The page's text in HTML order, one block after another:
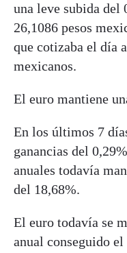
una leve subida del
26,1086 pesos
que cotizaba el día
mexicanos.
El euro mantiene
En los últimos 7
ganancias del
anuales todavía
del 18,68%.
El euro todavía se
anual conseguido